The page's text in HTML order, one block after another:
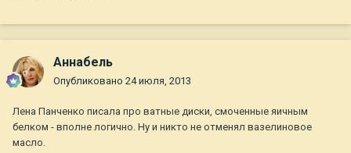
Aннaбель
Опубликовано 24 июля, 2013
Лена Панченко писала про ватные диски, смоченные яичным
белком - вполне логично. Ну и никто не отменял вазелиновое
масло.